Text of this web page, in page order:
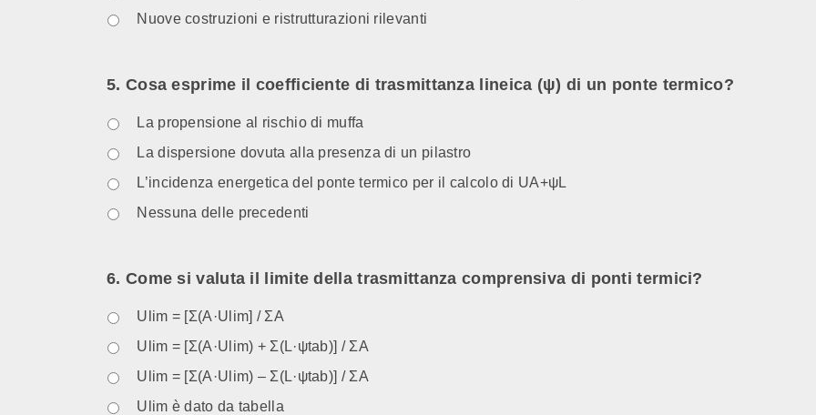
Nuove costruzioni e ristrutturazioni rilevanti
5. Cosa esprime il coefficiente di trasmittanza lineica (ψ) di un ponte termico?
La propensione al rischio di muffa
La dispersione dovuta alla presenza di un pilastro
L’incidenza energetica del ponte termico per il calcolo di UA+ψL
Nessuna delle precedenti
6. Come si valuta il limite della trasmittanza comprensiva di ponti termici?
Ulim = [Ʃ(A·Ulim] / ƩA
Ulim = [Ʃ(A·Ulim) + Ʃ(L·ψtab)] / ƩA
Ulim = [Ʃ(A·Ulim) – Ʃ(L·ψtab)] / ƩA
Ulim è dato da tabella